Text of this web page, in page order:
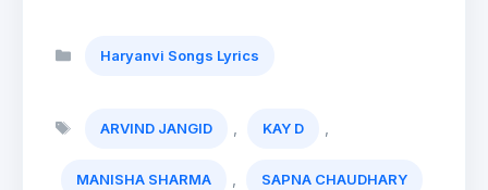
Haryanvi Songs Lyrics
ARVIND JANGID KAY D
MANISHA SHARMA SAPNA CHAUDHARY